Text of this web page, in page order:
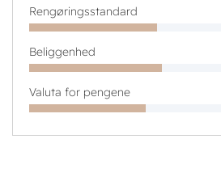
Rengøringsstandard
Beliggenhed
Valuta for pengene